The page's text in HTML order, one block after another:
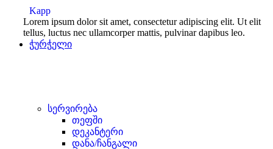
Kapp
Lorem ipsum dolor sit amet, consectetur adipiscing elit. Ut elit
tellus, luctus nec ullamcorper mattis, pulvinar dapibus leo.
ჭურჭელი
სერვირება
თეფში
დეკანტერი
დანა/ჩანგალი